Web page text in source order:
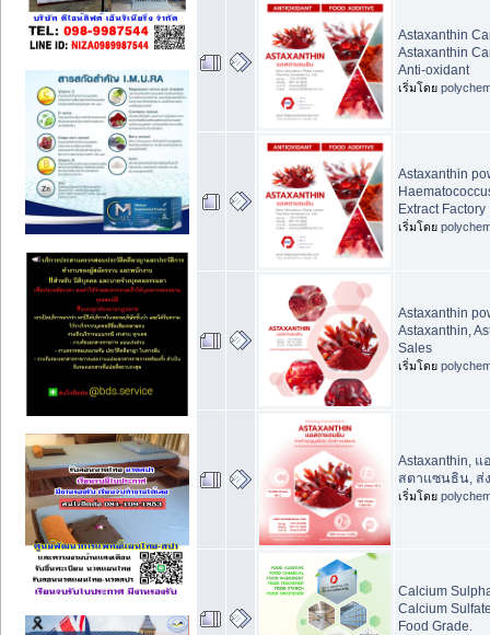
Astaxanthin
Astaxanthin
Anti-oxidant
เริ่มโดย
Astaxanthin
Extract Factory
เริ่มโดย
Astaxanthin
Astaxanthin,
Sales
เริ่มโดย
Astaxanthin,
สตาแซนธิน, ส่
เริ่มโดย
Calcium
Calcium
Food Grade.